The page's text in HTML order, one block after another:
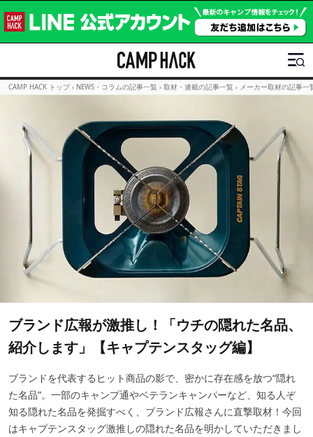
CAMP HACK トップ › NEWS・コラムの記事一覧 › 取材・連載の記事一覧 › メーカー取材の記事一
ブランド広報が激推し！「ウチの隠れた名品、
紹介します」【キャプテンスタッグ編】
ブランドを代表するヒット商品の影で、密かに存在感を放つ“隠れ
た名品”。一部のキャンプ通やベテランキャンパーなど、知る人ぞ
知る隠れた名品を発掘すべく、ブランド広報さんに直撃取材！今回
はキャプテンスタッグ激推しの隠れた名品を明かしていただきまし